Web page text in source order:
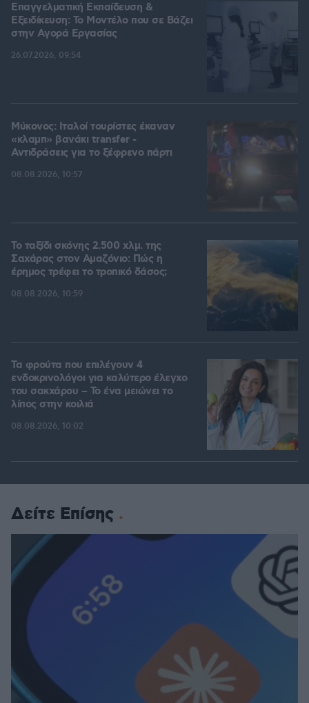
Επαγγελματική Εκπαίδευση &
Εξειδίκευση: Το Mοντέλο που σε Bάζει
στην Aγορά Eργασίας
26.07.2026, 09:54
Μύκονος: Ιταλοί τουρίστες έκαναν
«κλαμπ» βανάκι transfer -
Αντιδράσεις για το ξέφρενο πάρτι
08.08.2026, 10:57
Το ταξίδι σκόνης 2.500 χλμ. της
Σαχάρας στον Αμαζόνιο: Πώς η
έρημος τρέφει το τροπικό δάσος;
08.08.2026, 10:59
Τα φρούτα που επιλέγουν 4
ενδοκρινολόγοι για καλύτερο έλεγχο
του σακχάρου – Το ένα μειώνει το
λίπος στην κοιλιά
08.08.2026, 10:02
Δείτε Επίσης